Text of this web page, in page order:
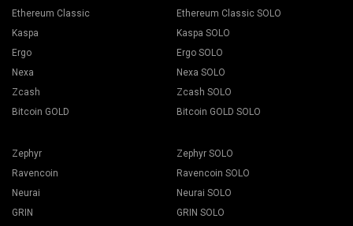
Ethereum Classic
Kaspa
Ergo
Nexa
Zcash
Bitcoin GOLD
Ethereum Classic SOLO
Kaspa SOLO
Ergo SOLO
Nexa SOLO
Zcash SOLO
Bitcoin GOLD SOLO
Zephyr
Ravencoin
Neurai
GRIN
Zephyr SOLO
Ravencoin SOLO
Neurai SOLO
GRIN SOLO